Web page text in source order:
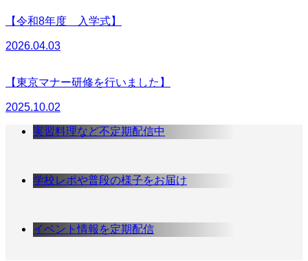
【令和8年度 入学式】
2026.04.03
【東京マナー研修を行いました】
2025.10.02
実習料理など不定期配信中
学校レポや普段の様子をお届け
イベント情報を定期配信